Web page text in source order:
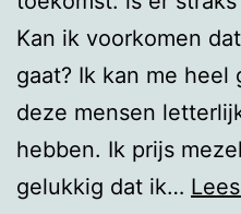
Kan ik voorkomen
gaat? Ik kan me
deze mensen
hebben. Ik prijs
gelukkig dat ik…